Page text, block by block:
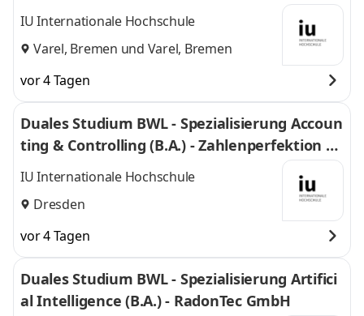
mbH
IU Internationale Hochschule
Varel, Bremen und Varel, Bremen
vor 4 Tagen
Duales Studium BWL - Spezialisierung Accoun
ting & Controlling (B.A.) - Zahlenperfektion G
mbH
IU Internationale Hochschule
Dresden
vor 4 Tagen
Duales Studium BWL - Spezialisierung Artifici
al Intelligence (B.A.) - RadonTec GmbH